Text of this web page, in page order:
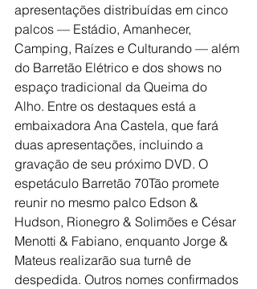
apresentações distribuídas em cinco
palcos — Estádio, Amanhecer,
Camping, Raízes e Culturando — além
do Barretão Elétrico e dos shows no
espaço tradicional da Queima do
Alho. Entre os destaques está a
embaixadora Ana Castela, que fará
duas apresentações, incluindo a
gravação de seu próximo DVD. O
espetáculo Barretão 70Tão promete
reunir no mesmo palco Edson &
Hudson, Rionegro & Solimões e César
Menotti & Fabiano, enquanto Jorge &
Mateus realizarão sua turnê de
despedida. Outros nomes confirmados